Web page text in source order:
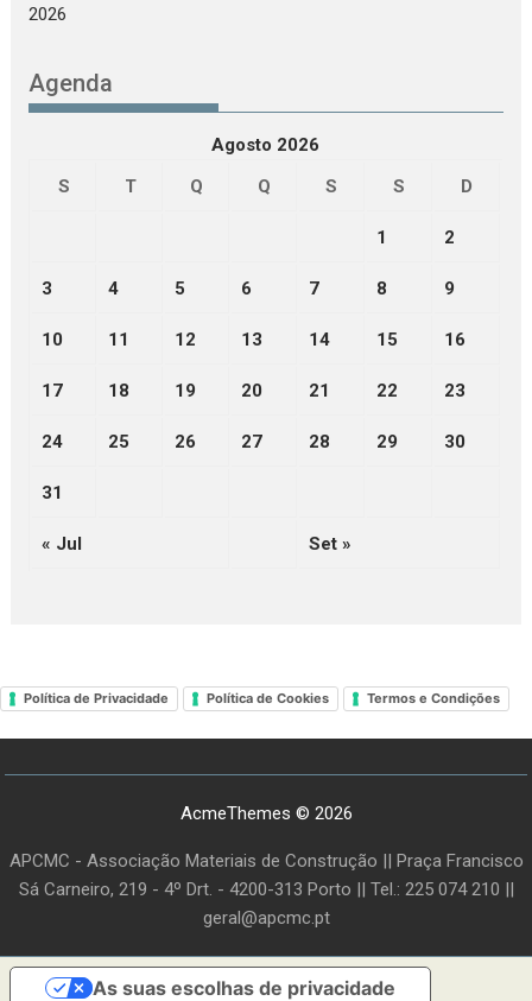
2026
Agenda
Agosto 2026
S
T Q Q S S D
1 2
3 4 5 6 7 8 9
10 11 12 13 14 15 16
17 18 19 20 21 22 23
24 25 26 27 28 29 30
31
« Jul Set »
Política de Privacidade Política de Cookies Termos e Condições
AcmeThemes © 2026
APCMC - Associação Materiais de Construção || Praça Francisco
Sá Carneiro, 219 - 4º Drt. - 4200-313 Porto || Tel.: 225 074 210 ||
geral@apcmc.pt
As suas escolhas de privacidade